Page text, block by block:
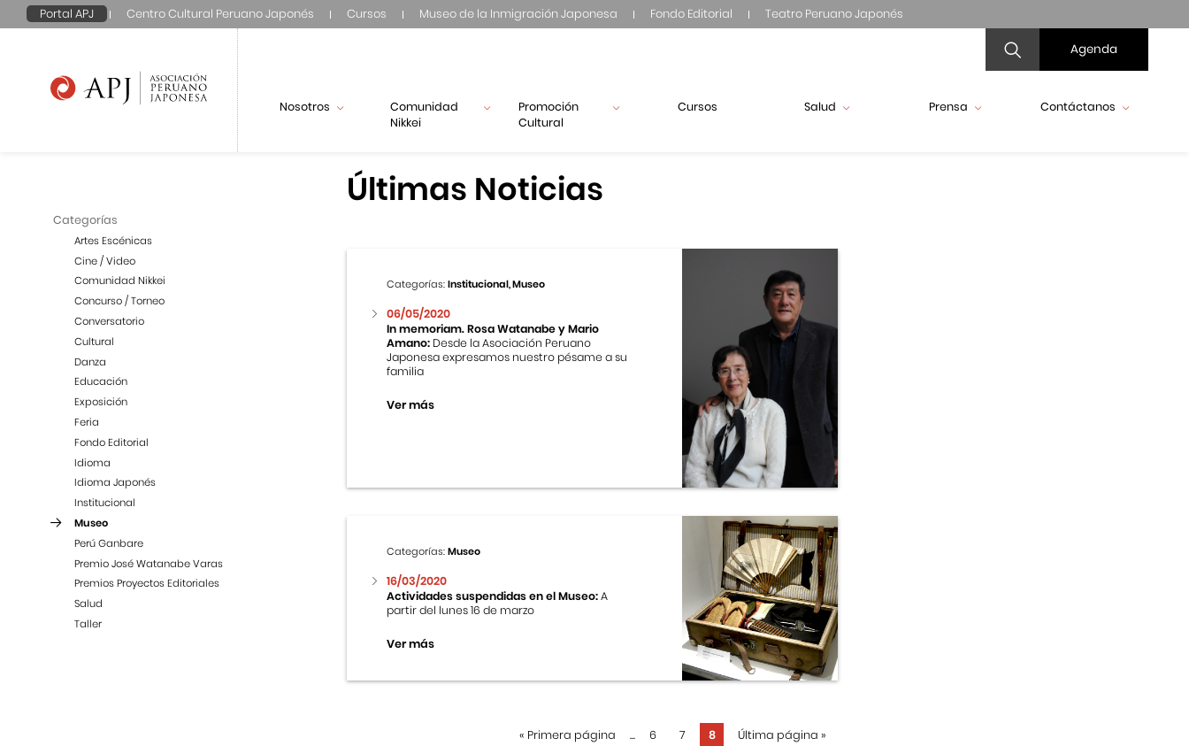
Portal APJ Centro Cultural Peruano Japonés Cursos Museo de la Inmigración Japonesa Fondo Editorial Teatro Peruano Japonés
Agenda
Nosotros
Comunidad
Nikkei
Promoción
Cultural
Cursos Salud Prensa Contáctanos
Categorías
Artes Escénicas
Cine / Video
Comunidad Nikkei
Concurso / Torneo
Conversatorio
Cultural
Danza
Educación
Exposición
Feria
Fondo Editorial
Idioma
Idioma Japonés
Institucional
Museo
Perú Ganbare
Premio José Watanabe Varas
Premios Proyectos Editoriales
Salud
Taller
Últimas Noticias
Categorías:Institucional, Museo
06/05/2020
In memoriam. Rosa Watanabe y Mario
Amano: Desde la Asociación Peruano
Japonesa expresamos nuestro pésame a su
familia
Ver más
Categorías:Museo
16/03/2020
Actividades suspendidas en el Museo:A
partir del lunes 16 de marzo
Ver más
« Primera página ... 6 7 8 Última página »